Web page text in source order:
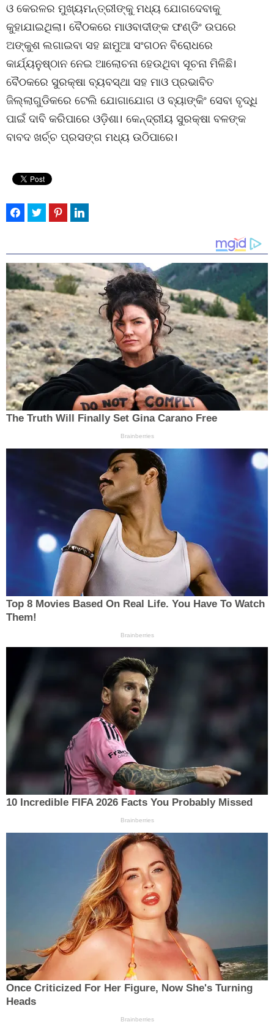
ଓ କେରଳର ମୁଖ୍ୟମନ୍ତ୍ରୀଙ୍କୁ ମଧ୍ୟ ଯୋଗଦେବାକୁ
କୁହାଯାଇଥିଲା। ବୈଠକରେ ମାଓବାଦୀଙ୍କ ଫଣ୍ଡିଂ ଉପରେ
ଅଙ୍କୁଶ ଲଗାଇବା ସହ ଛାମୁଆ ସଂଗଠନ ବିରୋଧରେ
କାର୍ଯ୍ୟନୁଷ୍ଠାନ ନେଇ ଆଲୋଚନା ହେଉଥିବା ସୂଚନା ମିଳିଛି।
ବୈଠକରେ ସୁରକ୍ଷା ବ୍ୟବସ୍ଥା ସହ ମାଓ ପ୍ରଭାବିତ
ଜିଲ୍ଲାଗୁଡିକରେ ଟେଲି ଯୋଗାଯୋଗ ଓ ବ୍ୟାଙ୍କିଂ ସେବା ବୃଦ୍ଧି
ପାଇଁ ଦାବି କରିପାରେ ଓଡ଼ିଶା। କେନ୍ଦ୍ରୀୟ ସୁରକ୍ଷା ବଳଙ୍କ
ବାବଦ ଖର୍ଚ୍ଚ ପ୍ରସଙ୍ଗ ମଧ୍ୟ ଉଠିପାରେ।